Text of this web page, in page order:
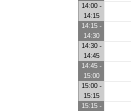
14:00 -
14:15
14:15 -
14:30
14:30 -
14:45
14:45 -
15:00
15:00 -
15:15
15:15 -